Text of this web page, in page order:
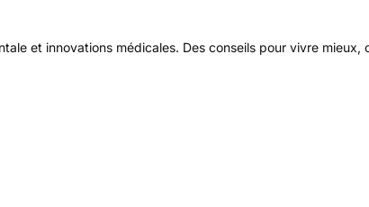
et innovations médicales. Des conseils pour vivre mieux,